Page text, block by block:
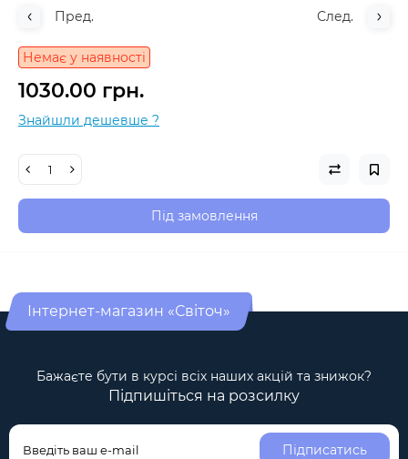
Пред. След.
Немає у наявності
1030.00 грн.
Знайшли дешевше ?
Під замовлення
Інтернет-магазин «Світоч»
Бажаєте бути в курсі всіх наших акцій та знижок?
Підпишіться на розсилку
Підписатись